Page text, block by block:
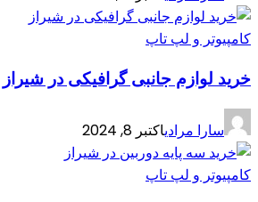
کامپیوتر و لپ تاپ
خرید لوازم جانبی گرافیکی در شیراز
سارا مرادیاکتبر 8, 2024
کامپیوتر و لپ تاپ